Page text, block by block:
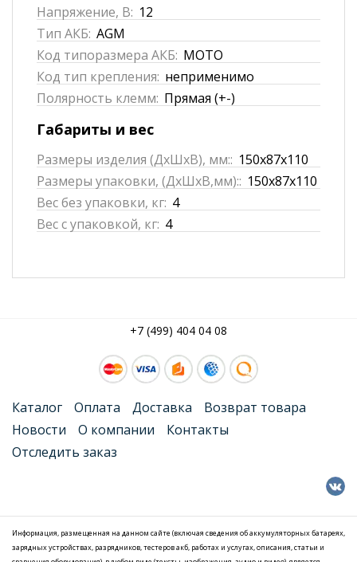
Напряжение, В: 12
Тип АКБ: AGM
Код типоразмера АКБ: MOTO
Код тип крепления: неприменимо
Полярность клемм: Прямая (+-)
Габариты и вес
Размеры изделия (ДхШхВ), мм:: 150x87x110
Размеры упаковки, (ДхШхВ,мм):: 150x87x110
Вес без упаковки, кг: 4
Вес с упаковкой, кг: 4
+7 (499) 404 04 08
Каталог Оплата Доставка
Возврат товара
Новости
О компании
Контакты
Отследить заказ
Информация, размещенная на данном сайте (включая сведения об аккумуляторных батареях,
зарядных устройствах, разрядников, тестеров акб, работах и услугах, описания, статьи и